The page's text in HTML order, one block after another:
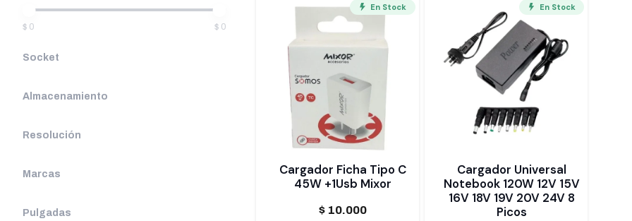
$ 0 $ 0
Socket
Almacenamiento
Resolución
Marcas
Pulgadas
En Stock
Cargador Ficha Tipo C
45W +1Usb Mixor
$10.000
En Stock
Cargador Universal
Notebook 120W 12V 15V
16V 18V 19V 20V 24V 8
Picos